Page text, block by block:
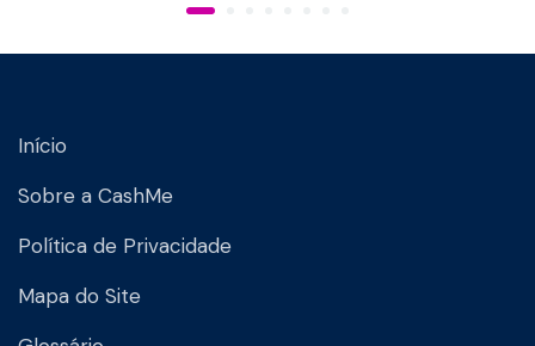
Início
Sobre a CashMe
Política de Privacidade
Mapa do Site